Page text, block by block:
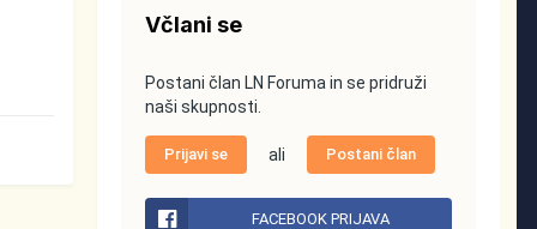
Včlani se
Postani član LN Foruma in se pridruži
naši skupnosti.
Prijavi se ali Postani član
FACEBOOK PRIJAVA